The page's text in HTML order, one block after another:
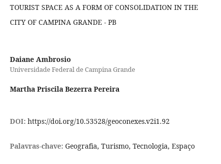
TOURIST SPACE AS A FORM OF CONSOLIDATION IN THE
CITY OF CAMPINA GRANDE - PB
Daiane Ambrosio
Universidade Federal de Campina Grande
Martha Priscila Bezerra Pereira
DOI: https://doi.org/10.53528/geoconexes.v2i1.92
Palavras-chave: Geografia, Turismo, Tecnologia, Espaço